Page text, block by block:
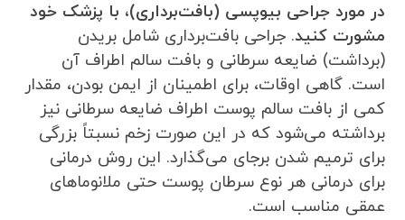
در مورد جراحی بیوپسی (بافت‌برداری)، با پزشک خود
مشورت کنید. جراحی بافت‌برداری شامل بریدن
(برداشت) ضایعه سرطانی و بافت سالم اطراف آن
است. گاهی اوقات، برای اطمینان از ایمن بودن، مقدار
کمی از بافت سالم پوست اطراف ضایعه سرطانی نیز
برداشته می‌شود که در این صورت زخم نسبتاً بزرگی
برای ترمیم شدن برجای می‌گذارد. این روش درمانی
برای درمانی هر نوع سرطان پوست حتی ملانوماهای
عمقی مناسب است.